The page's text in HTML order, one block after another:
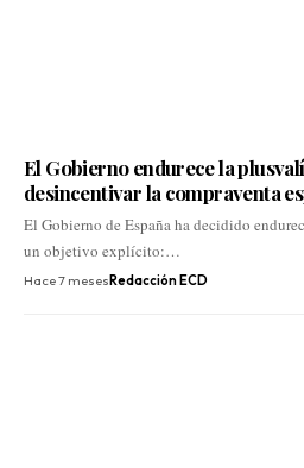
El Gobierno endurece la
desincentivar la compraventa
El Gobierno de España ha decidido
un objetivo explícito:…
Hace 7 mesesRedacción ECD